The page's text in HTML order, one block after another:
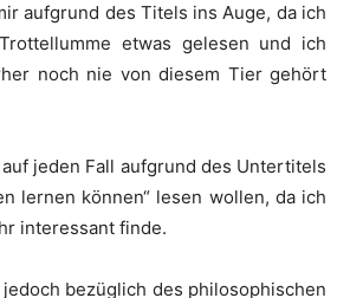
aufgrund des Titels ins Auge, da ich
etwas gelesen und ich
noch nie von diesem Tier gehört
jeden Fall aufgrund des Untertitels
lernen können“ lesen wollen, da ich
interessant finde.
bezüglich des philosophischen